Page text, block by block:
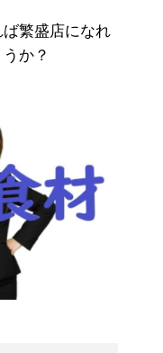
繁盛店になれ
か？